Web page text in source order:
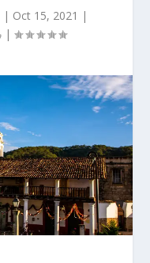
| Oct 15, 2021 |
|